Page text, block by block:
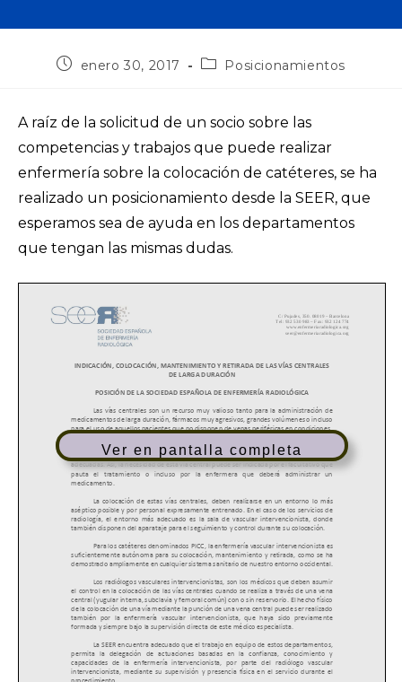
enero 30, 2017 Posicionamientos
A raíz de la solicitud de un socio sobre las
competencias y trabajos que puede realizar
enfermería sobre la colocación de catéteres, se ha
realizado un posicionamiento desde la SEER, que
esperamos sea de ayuda en los departamentos
que tengan las mismas dudas.
Ver en pantalla completa